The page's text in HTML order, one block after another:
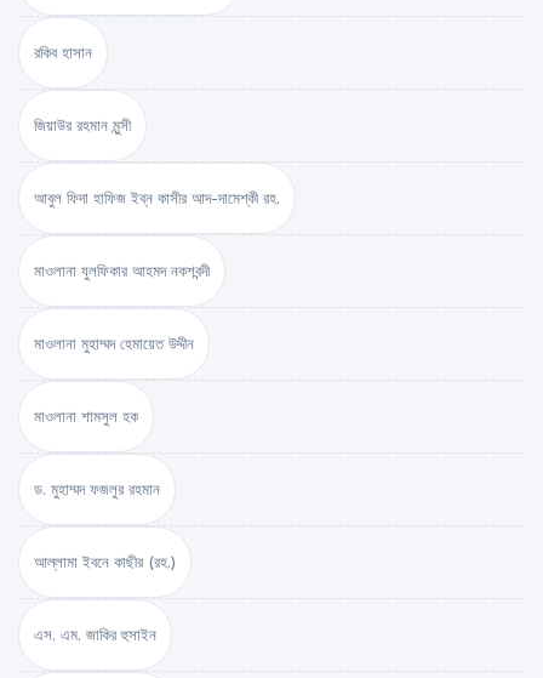
রকিব হাসান
জিয়াউর রহমান মুন্সী
আবুল ফিদা হাফিজ ইব্‌ন কাসীর আদ-দামেশ্‌কী রহ.
মাওলানা যুলফিকার আহমদ নকশবন্দী
মাওলানা মুহাম্মদ হেমায়েত উদ্দীন
মাওলানা শামসুল হক
ড. মুহাম্মদ ফজলুর রহমান
আল্লামা ইবনে কাছীর (রহ.)
এস. এম. জাকির হুসাইন